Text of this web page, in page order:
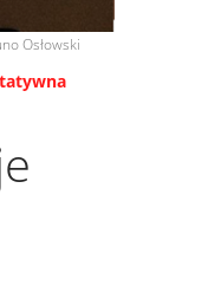
Osłowski